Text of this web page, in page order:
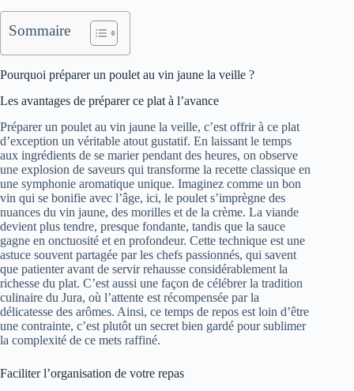
Sommaire
Pourquoi préparer un poulet au vin jaune la veille ?
Les avantages de préparer ce plat à l’avance
Préparer un poulet au vin jaune la veille, c’est offrir à ce plat
d’exception un véritable atout gustatif. En laissant le temps
aux ingrédients de se marier pendant des heures, on observe
une explosion de saveurs qui transforme la recette classique en
une symphonie aromatique unique. Imaginez comme un bon
vin qui se bonifie avec l’âge, ici, le poulet s’imprègne des
nuances du vin jaune, des morilles et de la crème. La viande
devient plus tendre, presque fondante, tandis que la sauce
gagne en onctuosité et en profondeur. Cette technique est une
astuce souvent partagée par les chefs passionnés, qui savent
que patienter avant de servir rehausse considérablement la
richesse du plat. C’est aussi une façon de célébrer la tradition
culinaire du Jura, où l’attente est récompensée par la
délicatesse des arômes. Ainsi, ce temps de repos est loin d’être
une contrainte, c’est plutôt un secret bien gardé pour sublimer
la complexité de ce mets raffiné.
Faciliter l’organisation de votre repas